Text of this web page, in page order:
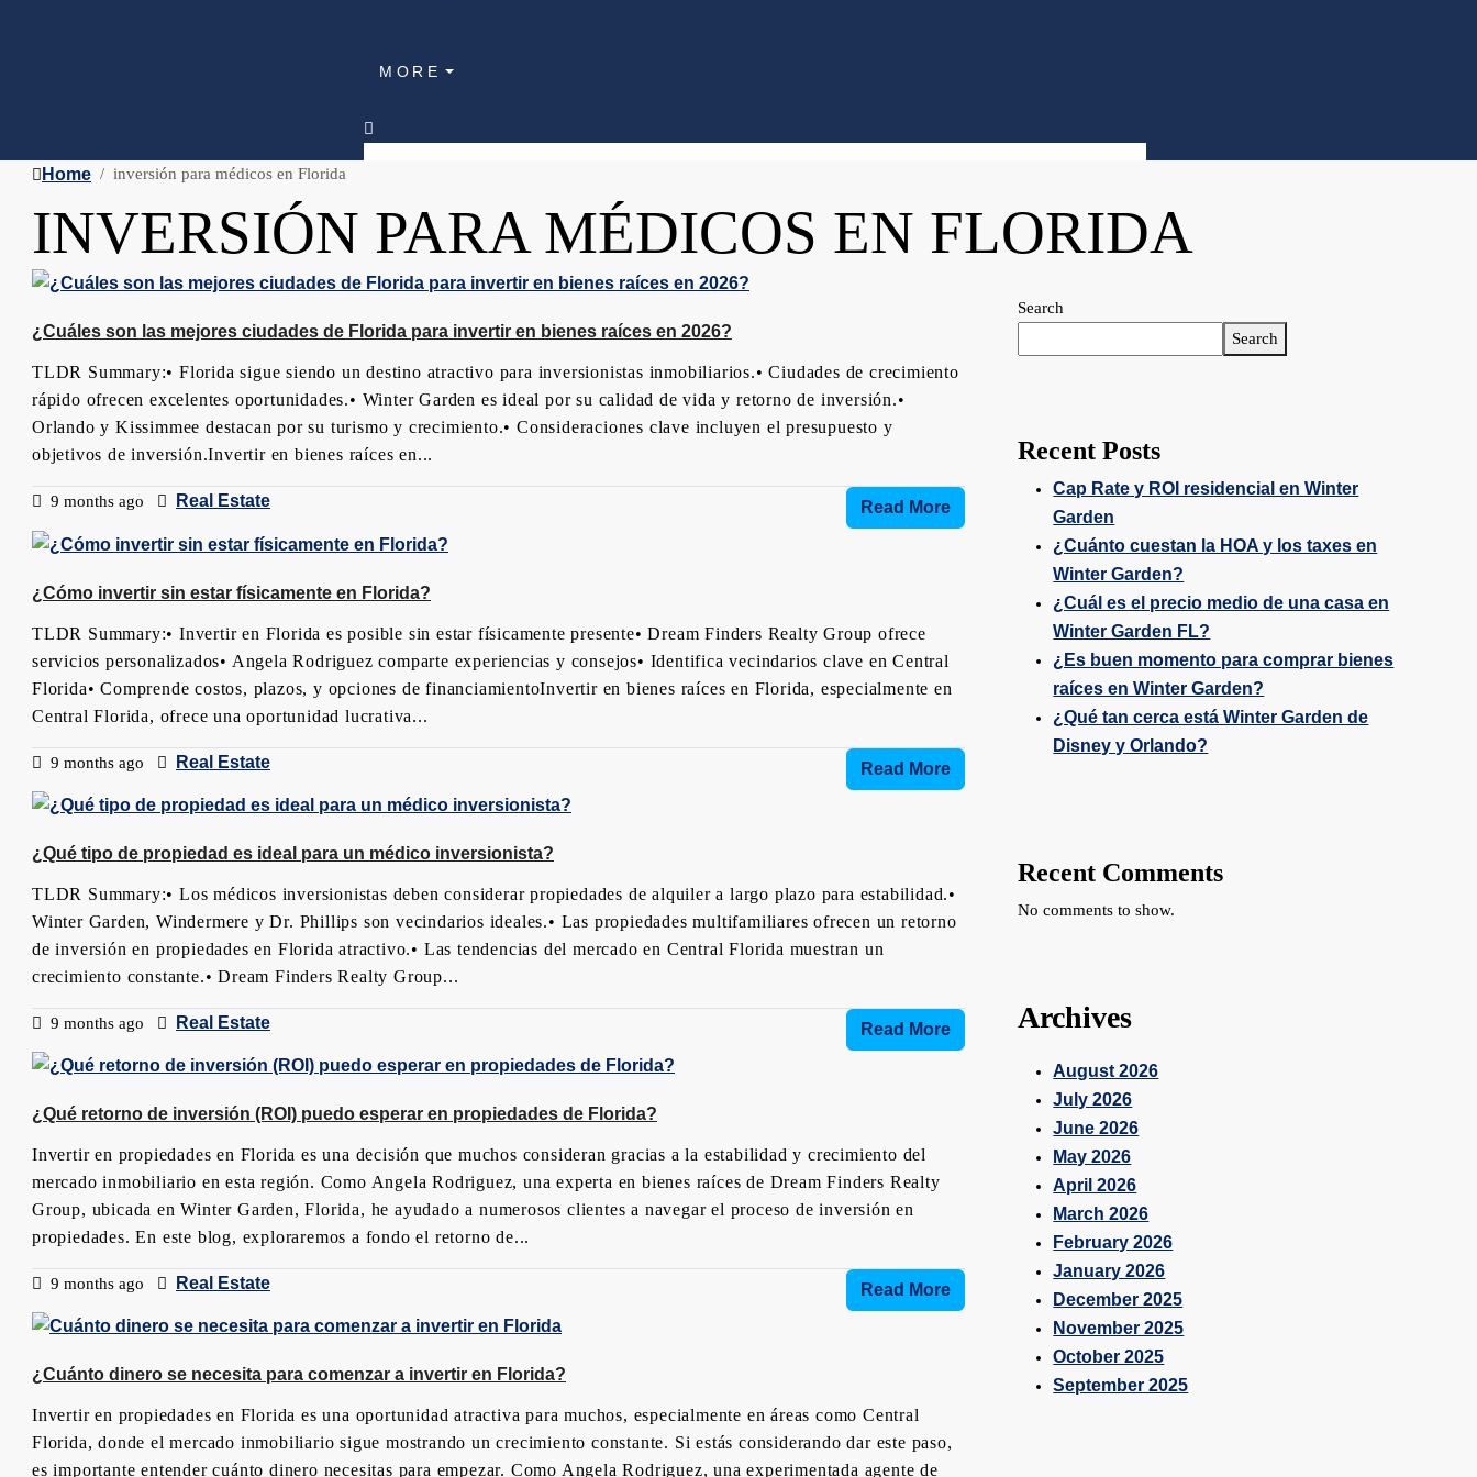
MORE
Home inversión para médicos en Florida
INVERSIÓN PARA MÉDICOS EN FLORIDA
¿Cuáles son las mejores ciudades de Florida para invertir en bienes raíces en 2026?
TLDR Summary:• Florida sigue siendo un destino atractivo para inversionistas inmobiliarios.• Ciudades de crecimiento
rápido ofrecen excelentes oportunidades.• Winter Garden es ideal por su calidad de vida y retorno de inversión.•
Orlando y Kissimmee destacan por su turismo y crecimiento.• Consideraciones clave incluyen el presupuesto y
objetivos de inversión.Invertir en bienes raíces en...
9 months ago Real Estate Read More
¿Cómo invertir sin estar físicamente en Florida?
TLDR Summary:• Invertir en Florida es posible sin estar físicamente presente• Dream Finders Realty Group ofrece
servicios personalizados• Angela Rodriguez comparte experiencias y consejos• Identifica vecindarios clave en Central
Florida• Comprende costos, plazos, y opciones de financiamientoInvertir en bienes raíces en Florida, especialmente en
Central Florida, ofrece una oportunidad lucrativa...
9 months ago Real Estate Read More
¿Qué tipo de propiedad es ideal para un médico inversionista?
TLDR Summary:• Los médicos inversionistas deben considerar propiedades de alquiler a largo plazo para estabilidad.•
Winter Garden, Windermere y Dr. Phillips son vecindarios ideales.• Las propiedades multifamiliares ofrecen un retorno
de inversión en propiedades en Florida atractivo.• Las tendencias del mercado en Central Florida muestran un
crecimiento constante.• Dream Finders Realty Group...
9 months ago Real Estate Read More
¿Qué retorno de inversión (ROI) puedo esperar en propiedades de Florida?
Invertir en propiedades en Florida es una decisión que muchos consideran gracias a la estabilidad y crecimiento del
mercado inmobiliario en esta región. Como Angela Rodriguez, una experta en bienes raíces de Dream Finders Realty
Group, ubicada en Winter Garden, Florida, he ayudado a numerosos clientes a navegar el proceso de inversión en
propiedades. En este blog, exploraremos a fondo el retorno de...
9 months ago Real Estate Read More
¿Cuánto dinero se necesita para comenzar a invertir en Florida?
Invertir en propiedades en Florida es una oportunidad atractiva para muchos, especialmente en áreas como Central
Florida, donde el mercado inmobiliario sigue mostrando un crecimiento constante. Si estás considerando dar este paso,
es importante entender cuánto dinero necesitas para empezar. Como Angela Rodriguez, una experimentada agente de
Search
Search
Recent Posts
Cap Rate y ROI residencial en Winter
Garden
¿Cuánto cuestan la HOA y los taxes en
Winter Garden?
¿Cuál es el precio medio de una casa en
Winter Garden FL?
¿Es buen momento para comprar bienes
raíces en Winter Garden?
¿Qué tan cerca está Winter Garden de
Disney y Orlando?
Recent Comments
No comments to show.
Archives
August 2026
July 2026
June 2026
May 2026
April 2026
March 2026
February 2026
January 2026
December 2025
November 2025
October 2025
September 2025